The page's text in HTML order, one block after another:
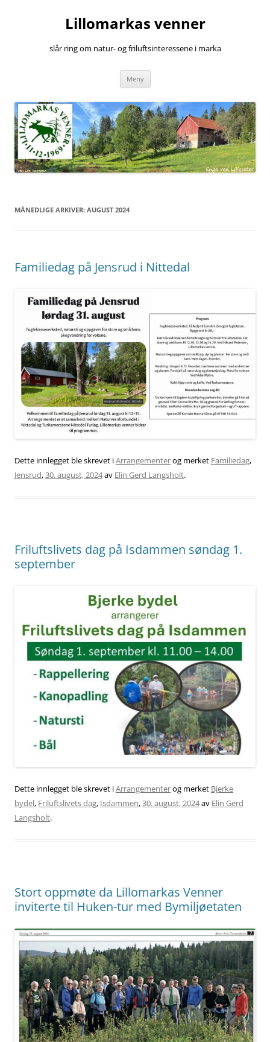
Lillomarkas venner
slår ring om natur- og friluftsinteressene i marka
Meny
MÅNEDLIGE ARKIVER: AUGUST 2024
Familiedag på Jensrud i Nittedal
Dette innlegget ble skrevet iArrangementerog merket Familiedag,
Jensrud,30. august, 2024av Elin Gerd Langsholt.
Friluftslivets dag på Isdammen søndag 1.
september
Dette innlegget ble skrevet iArrangementerog merket Bjerke
bydel, Friluftslivets dag, Isdammen,30. august, 2024av Elin Gerd
Langsholt.
Stort oppmøte da Lillomarkas Venner
inviterte til Huken-tur med Bymiljøetaten